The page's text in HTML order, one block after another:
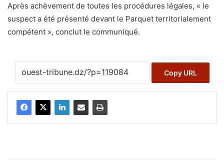
Après achèvement de toutes les procédures légales, « le
suspect a été présenté devant le Parquet territorialement
compétent », conclut le communiqué.
Copy URL